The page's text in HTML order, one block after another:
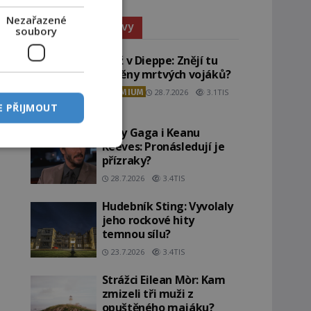
Paranormální jevy
Pláž v Dieppe: Znějí tu
ozvěny mrtvých vojáků?
PREMIUM 28.7.2026 3.1TIS
Lady Gaga i Keanu
Reeves: Pronásledují je
přízraky?
28.7.2026 3.4TIS
Hudebník Sting: Vyvolaly
jeho rockové hity
temnou sílu?
23.7.2026 3.4TIS
Strážci Eilean Mòr: Kam
zmizeli tři muži z
opuštěného majáku?
Nezařazené
soubory
PŘIJMOUT